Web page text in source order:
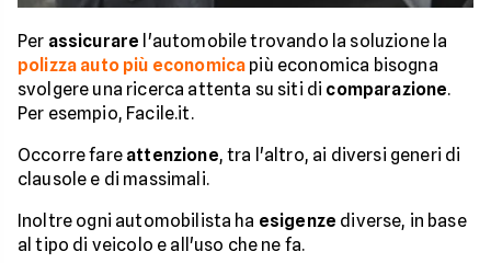
Per assicurare l'automobile trovando la soluzione la
polizza auto più economica più economica bisogna
svolgere una ricerca attenta su siti di comparazione.
Per esempio, Facile.it.
Occorre fare attenzione, tra l'altro, ai diversi generi di
clausole e di massimali.
Inoltre ogni automobilista ha esigenze diverse, in base
al tipo di veicolo e all'uso che ne fa.